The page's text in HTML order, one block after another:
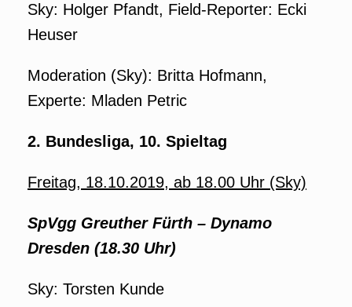
Sky: Holger Pfandt, Field-Reporter: Ecki
Heuser
Moderation (Sky): Britta Hofmann,
Experte: Mladen Petric
2. Bundesliga, 10. Spieltag
Freitag, 18.10.2019, ab 18.00 Uhr (Sky)
SpVgg Greuther Fürth – Dynamo
Dresden (18.30 Uhr)
Sky: Torsten Kunde